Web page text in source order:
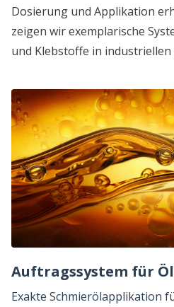
Dosierung und Applikation
zeigen wir exemplarische
und Klebstoffe in industriellen
Auftragssystem für Öl
Exakte Schmierölapplikation